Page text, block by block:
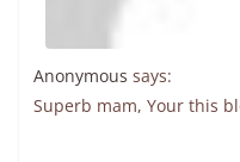
Anonymous says:
Superb mam, Your this